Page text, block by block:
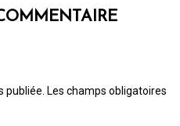
publiée. Les champs obligatoires